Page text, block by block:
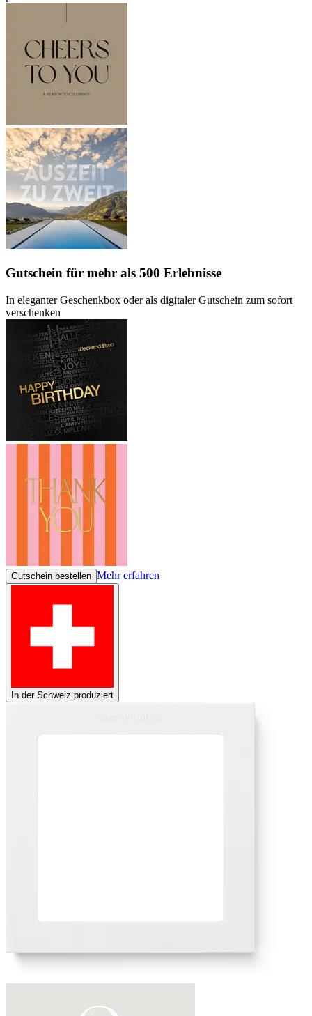
Gutschein für mehr als 500 Erlebnisse
In eleganter Geschenkbox oder als digitaler Gutschein zum sofort
verschenken
Gutschein bestellen Mehr erfahren
In der Schweiz produziert